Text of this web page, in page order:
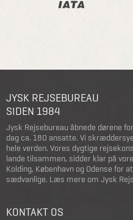
JYSK REJSEBUREAU
SIDEN 1984
Jysk Rejsebureau åbnede dørene
dag ca. 180 ansatte. Vi
hele verden. Vores dygtige
lande tilsammen, sidder klar på
Kolding, København og Odense for
sædvanlige. Læs mere om Jysk
KONTAKT OS